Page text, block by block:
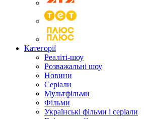
Категорії
Реаліті-шоу
Розважальні шоу
Новини
Серіали
Мультфільми
Фільми
Українські фільми і серіали